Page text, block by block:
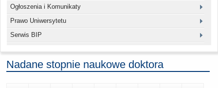
Ogłoszenia i Komunikaty
Prawo Uniwersytetu
Serwis BIP
Nadane stopnie naukowe doktora